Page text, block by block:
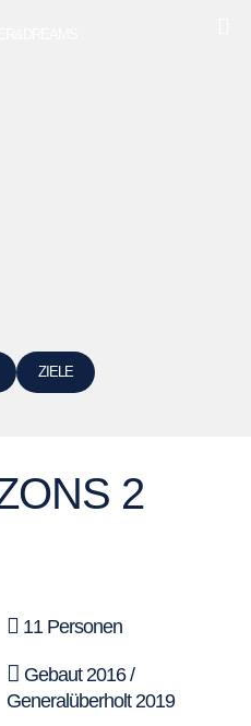
ZIELE
2
11 Personen
Gebaut 2016 /
Generalüberholt 2019